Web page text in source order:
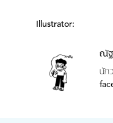
Illustrator:
ณัฐ
นัก